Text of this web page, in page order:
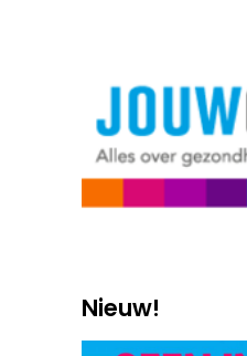
Nieuw!